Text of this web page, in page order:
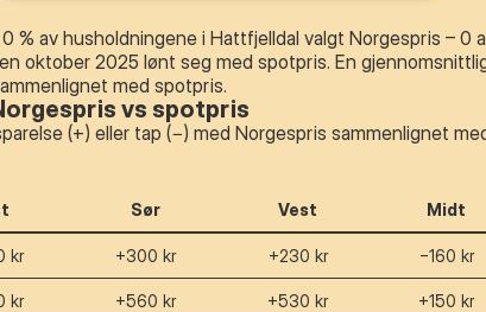
% av husholdningene i Hattfjelldal valgt Norgespris – 0
oktober 2025 lønt seg med spotpris. En
med spotpris.
vs spotpris
(+) eller tap (−) med Norgespris sammenlignet
Sør Vest Midt
kr +300 kr +230 kr −160 kr
kr +560 kr +530 kr +150 kr